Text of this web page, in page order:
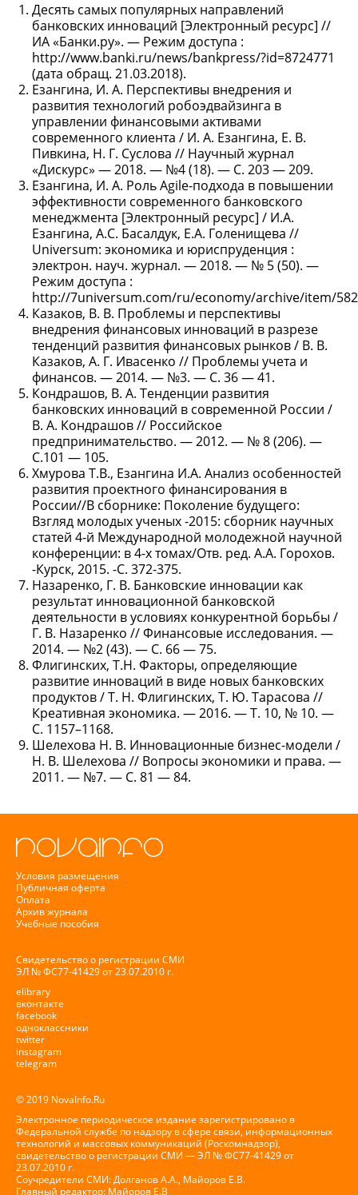
Десять самых популярных направлений
банковских инноваций [Электронный ресурс] //
ИА «Банки.ру». — Режим доступа :
http://www.banki.ru/news/bankpress/?id=8724771
(дата обращ. 21.03.2018).
Езангина, И. А. Перспективы внедрения и
развития технологий робоэдвайзинга в
управлении финансовыми активами
современного клиента / И. А. Езангина, Е. В.
Пивкина, Н. Г. Суслова // Научный журнал
«Дискурс» — 2018. — №4 (18). — С. 203 — 209.
Езангина, И. А. Роль Agile-подхода в повышении
эффективности современного банковского
менеджмента [Электронный ресурс] / И.А.
Езангина, А.С. Басалдук, Е.А. Голенищева //
Universum: экономика и юриспруденция :
электрон. науч. журнал. — 2018. — № 5 (50). —
Режим доступа :
http://7universum.com/ru/economy/archive/item/
Казаков, В. В. Проблемы и перспективы
внедрения финансовых инноваций в разрезе
тенденций развития финансовых рынков / В. В.
Казаков, А. Г. Ивасенко // Проблемы учета и
финансов. — 2014. — №3. — С. 36 — 41.
Кондрашов, В. А. Тенденции развития
банковских инноваций в современной России /
В. А. Кондрашов // Российское
предпринимательство. — 2012. — № 8 (206). —
С.101 — 105.
Хмурова Т.В., Езангина И.А. Анализ особенностей
развития проектного финансирования в
России//В сборнике: Поколение будущего:
Взгляд молодых ученых -2015: сборник научных
статей 4-й Международной молодежной научной
конференции: в 4-х томах/Отв. ред. А.А. Горохов.
-Курск, 2015. -С. 372-375.
Назаренко, Г. В. Банковские инновации как
результат инновационной банковской
деятельности в условиях конкурентной борьбы /
Г. В. Назаренко // Финансовые исследования. —
2014. — №2 (43). — С. 66 — 75.
Флигинских, Т.Н. Факторы, определяющие
развитие инноваций в виде новых банковских
продуктов / Т. Н. Флигинских, Т. Ю. Тарасова //
Креативная экономика. — 2016. — Т. 10, № 10. —
С. 1157–1168.
Шелехова Н. В. Инновационные бизнес-модели /
Н. В. Шелехова // Вопросы экономики и права. —
2011. — №7. — С. 81 — 84.
Условия размещения
Публичная оферта
Оплата
Архив журнала
Учебные пособия
Свидетельство о регистрации СМИ
ЭЛ № ФС77-41429 от 23.07.2010 г.
elibrary
вконтакте
facebook
одноклассники
twitter
instagram
telegram
© 2019 NovaInfo.Ru
Электронное периодическое издание зарегистрировано в
Федеральной службе по надзору в сфере связи, информационных
технологий и массовых коммуникаций (Роскомнадзор),
свидетельство о регистрации СМИ — ЭЛ № ФС77-41429 от
23.07.2010 г.
Соучредители СМИ: Долганов А.А., Майоров Е.В.
Главный редактор: Майоров Е.В